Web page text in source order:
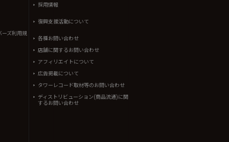
ーズ利用規
採用情報
復興支援活動について
各種お問い合わせ
店舗に関するお問い合わせ
アフィリエイトについて
広告掲載について
タワーレコード取材等のお問い合わせ
ディストリビューション(商品流通)に関
するお問い合わせ